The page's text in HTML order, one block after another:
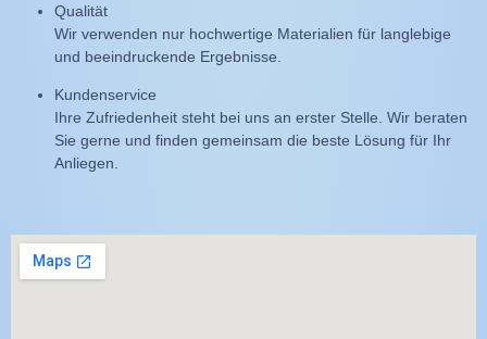
Qualität
Wir verwenden nur hochwertige Materialien für langlebige
und beeindruckende Ergebnisse.
Kundenservice
Ihre Zufriedenheit steht bei uns an erster Stelle. Wir beraten
Sie gerne und finden gemeinsam die beste Lösung für Ihr
Anliegen.